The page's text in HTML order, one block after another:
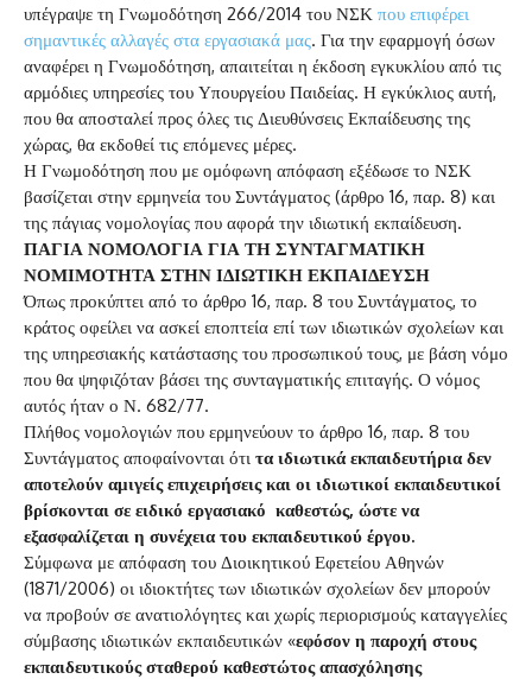
υπέγραψε τη Γνωμοδότηση 266/2014 του ΝΣΚ που επιφέρει
σημαντικές αλλαγές στα εργασιακά μας. Για την εφαρμογή όσων
αναφέρει η Γνωμοδότηση, απαιτείται η έκδοση εγκυκλίου από τις
αρμόδιες υπηρεσίες του Υπουργείου Παιδείας. Η εγκύκλιος αυτή,
που θα αποσταλεί προς όλες τις Διευθύνσεις Εκπαίδευσης της
χώρας, θα εκδοθεί τις επόμενες μέρες.
Η Γνωμοδότηση που με ομόφωνη απόφαση εξέδωσε το ΝΣΚ
βασίζεται στην ερμηνεία του Συντάγματος (άρθρο 16, παρ. 8) και
της πάγιας νομολογίας που αφορά την ιδιωτική εκπαίδευση.
ΠΑΓΙΑ ΝΟΜΟΛΟΓΙΑ ΓΙΑ ΤΗ ΣΥΝΤΑΓΜΑΤΙΚΗ
ΝΟΜΙΜΟΤΗΤΑ ΣΤΗΝ ΙΔΙΩΤΙΚΗ ΕΚΠΑΙΔΕΥΣΗ
Όπως προκύπτει από το άρθρο 16, παρ. 8 του Συντάγματος, το
κράτος οφείλει να ασκεί εποπτεία επί των ιδιωτικών σχολείων και
της υπηρεσιακής κατάστασης του προσωπικού τους, με βάση νόμο
που θα ψηφιζόταν βάσει της συνταγματικής επιταγής. Ο νόμος
αυτός ήταν ο Ν. 682/77.
Πλήθος νομολογιών που ερμηνεύουν το άρθρο 16, παρ. 8 του
Συντάγματος αποφαίνονται ότι τα ιδιωτικά εκπαιδευτήρια δεν
αποτελούν αμιγείς επιχειρήσεις και οι ιδιωτικοί εκπαιδευτικοί
βρίσκονται σε ειδικό εργασιακό καθεστώς, ώστε να
εξασφαλίζεται η συνέχεια του εκπαιδευτικού έργου.
Σύμφωνα με απόφαση του Διοικητικού Εφετείου Αθηνών
(1871/2006) οι ιδιοκτήτες των ιδιωτικών σχολείων δεν μπορούν
να προβούν σε ανατιολόγητες και χωρίς περιορισμούς καταγγελίες
σύμβασης ιδιωτικών εκπαιδευτικών «εφόσον η παροχή στους
εκπαιδευτικούς σταθερού καθεστώτος απασχόλησης